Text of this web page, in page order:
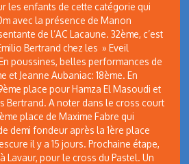
les enfants de cette catégorie qui
avec la présence de Manon
de l’AC Lacaune. 32ème, c’est
Bertrand chez les » Eveil
poussines, belles performances de
et Jeanne Aubaniac: 18ème. En
place pour Hamza El Masoudi et
Bertrand. A noter dans le cross court
place de Maxime Fabre qui
demi fondeur après la 1ère place
il y a 15 jours. Prochaine étape,
Lavaur, pour le cross du Pastel. Un